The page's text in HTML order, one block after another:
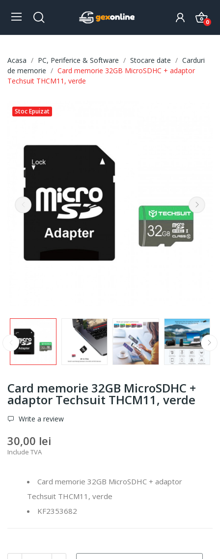
0
Acasa PC, Periferice & Software Stocare date
Carduri
de memorie
Card memorie 32GB MicroSDHC + adaptor
Techsuit THCM11, verde
Stoc Epuizat
Card memorie 32GB MicroSDHC +
adaptor Techsuit THCM11, verde
Write a review
30,00 lei
Include TVA
Card memorie 32GB MicroSDHC + adaptor
Techsuit THCM11, verde
KF2353682